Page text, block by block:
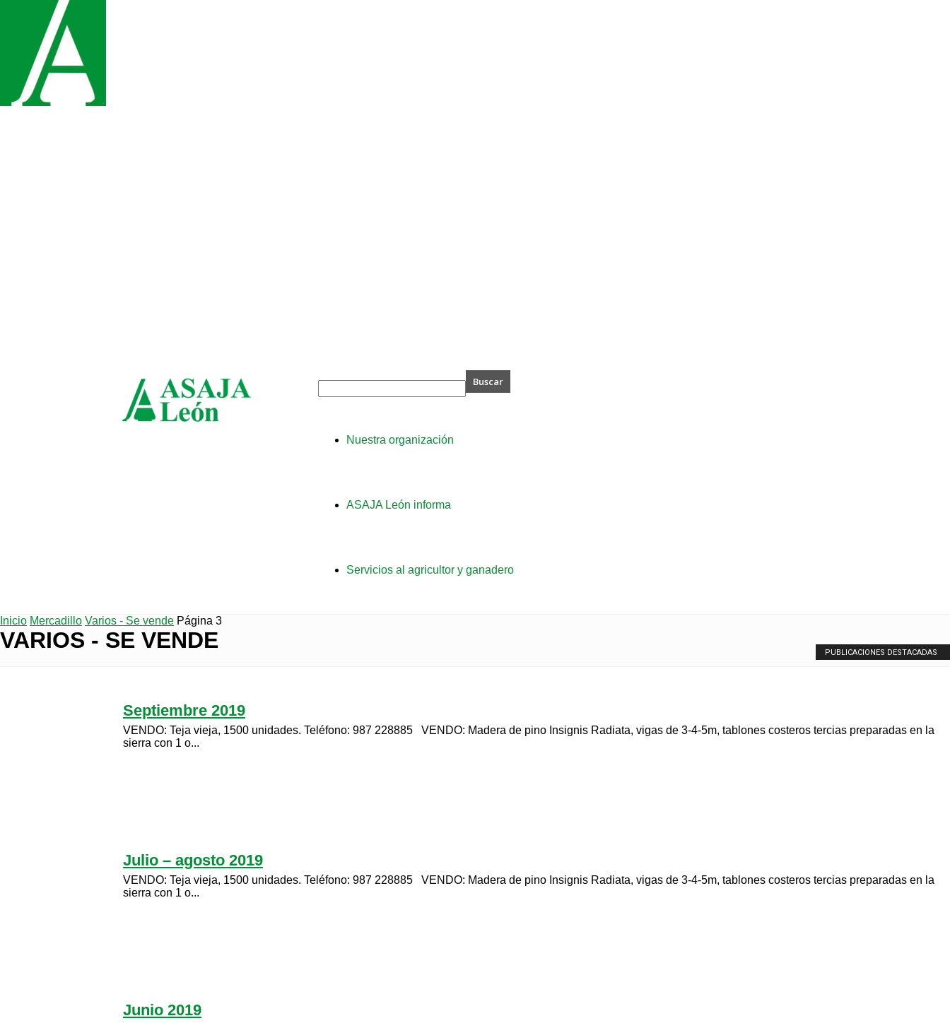
Nuestra organización
ASAJA León informa
Servicios al agricultor y ganadero
Inicio Mercadillo Varios - Se vende Página 3
VARIOS - SE VENDE PUBLICACIONES DESTACADAS
Septiembre 2019
VENDO: Teja vieja, 1500 unidades. Teléfono: 987 228885 VENDO: Madera de pino Insignis Radiata, vigas de 3-4-5m, tablones costeros tercias preparadas en la
sierra con 1 o...
Julio – agosto 2019
VENDO: Teja vieja, 1500 unidades. Teléfono: 987 228885 VENDO: Madera de pino Insignis Radiata, vigas de 3-4-5m, tablones costeros tercias preparadas en la
sierra con 1 o...
Junio 2019